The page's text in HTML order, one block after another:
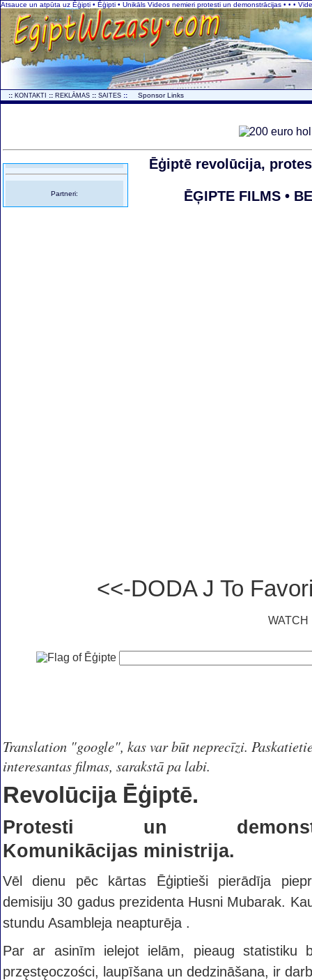
Atsauce un atpūta uz Ēģipti • Ēģipti • Unikāls Videos nemieri protesti un demonstrācijas • • •
:: KONTAKTI :: REKLĀMAS :: SAITES :: Sponsor Links
Partneri:
Ēģiptē revolūcija,
ĒĢIPTE FILMS •
<<-DODA J To
WATCH
Translation "google", kas var būt neprecīzi.
interesantas filmas, sarakstā pa labi.
Revolūcija Ēģiptē.
Protesti un
Komunikācijas ministrija.
Vēl dienu pēc kārtas Ēģiptieši pierādīja
demisiju 30 gadus prezidenta Husni Mubarak.
stundu Asambleja neapturēja .
Par ar asinīm ielejot ielām, pieaug statistiku
przęstęoczości, laupīšana un dedzināšana, ir